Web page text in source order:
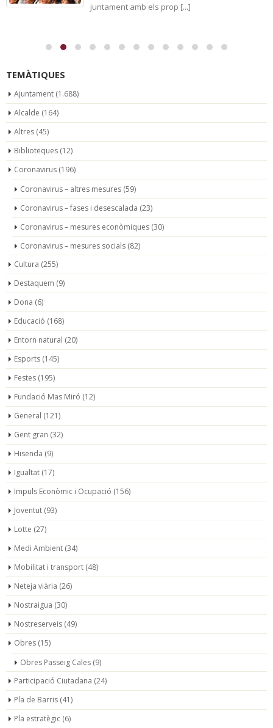
juntament amb els prop [...]
TEMÀTIQUES
Ajuntament (1.688)
Alcalde (164)
Altres (45)
Biblioteques (12)
Coronavirus (196)
Coronavirus – altres mesures (59)
Coronavirus – fases i desescalada (23)
Coronavirus – mesures econòmiques (30)
Coronavirus – mesures socials (82)
Cultura (255)
Destaquem (9)
Dona (6)
Educació (168)
Entorn natural (20)
Esports (145)
Festes (195)
Fundació Mas Miró (12)
General (121)
Gent gran (32)
Hisenda (9)
Igualtat (17)
Impuls Econòmic i Ocupació (156)
Joventut (93)
Lotte (27)
Medi Ambient (34)
Mobilitat i transport (48)
Neteja viària (26)
Nostraigua (30)
Nostreserveis (49)
Obres (15)
Obres Passeig Cales (9)
Participació Ciutadana (24)
Pla de Barris (41)
Pla estratègic (6)